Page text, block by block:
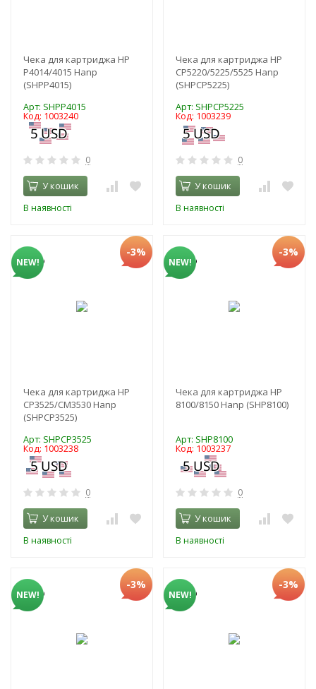
Чека для картриджа HP
P4014/4015 Hanp
(SHPP4015)
Арт: SHPP4015
Код: 1003240
0
У кошик
В наявності
Чека для картриджа HP
CP5220/5225/5525 Hanp
(SHPCP5225)
Арт: SHPCP5225
Код: 1003239
0
У кошик
В наявності
NEW!
-3%
Чека для картриджа HP
CP3525/CM3530 Hanp
(SHPCP3525)
Арт: SHPCP3525
Код: 1003238
0
У кошик
В наявності
NEW!
-3%
Чека для картриджа HP
8100/8150 Hanp (SHP8100)
Арт: SHP8100
Код: 1003237
0
У кошик
В наявності
NEW!
-3%
NEW!
-3%